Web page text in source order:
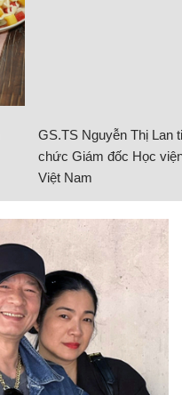
GS.TS Nguyễn Thị Lan
chức Giám đốc Học
Việt Nam